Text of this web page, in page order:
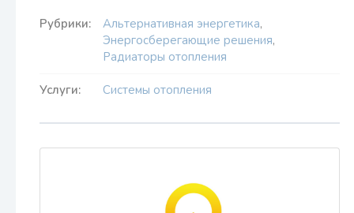
Рубрики: Альтернативная энергетика,
Энергосберегающие решения,
Радиаторы отопления
Услуги: Системы отопления